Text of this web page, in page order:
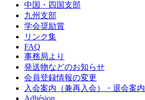
中国・四国支部
九州支部
学会奨励賞
リンク集
FAQ
事務局より
発送物などのお知らせ
会員登録情報の変更
入会案内（兼再入会）・退会案内
Adhésion